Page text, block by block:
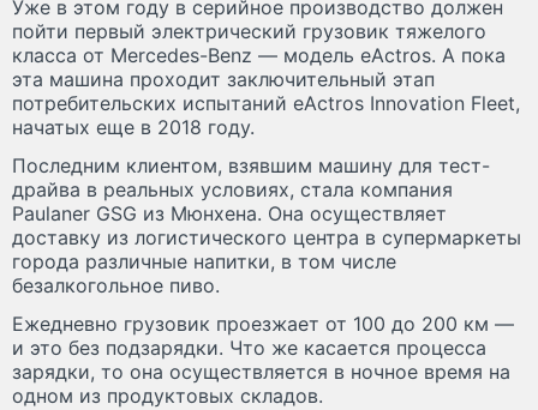
Уже в этом году в серийное производство должен
пойти первый электрический грузовик тяжелого
класса от Mercedes-Benz — модель eActros. А пока
эта машина проходит заключительный этап
потребительских испытаний eActros Innovation Fleet,
начатых еще в 2018 году.
Последним клиентом, взявшим машину для тест-
драйва в реальных условиях, стала компания
Paulaner GSG из Мюнхена. Она осуществляет
доставку из логистического центра в супермаркеты
города различные напитки, в том числе
безалкогольное пиво.
Ежедневно грузовик проезжает от 100 до 200 км —
и это без подзарядки. Что же касается процесса
зарядки, то она осуществляется в ночное время на
одном из продуктовых складов.